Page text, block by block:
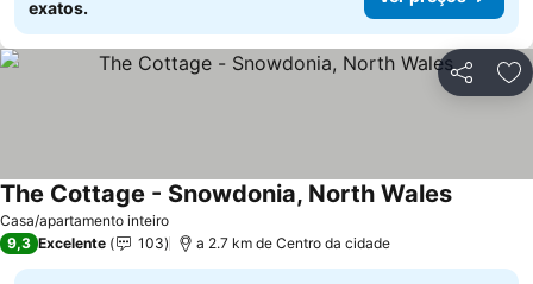
exatos.
Partilhar
Casa/apartamento inteiro
The Cottage - Snowdonia, North WalesVer
9,3 Excelente 103 a 2.7 km de Centro da cidade